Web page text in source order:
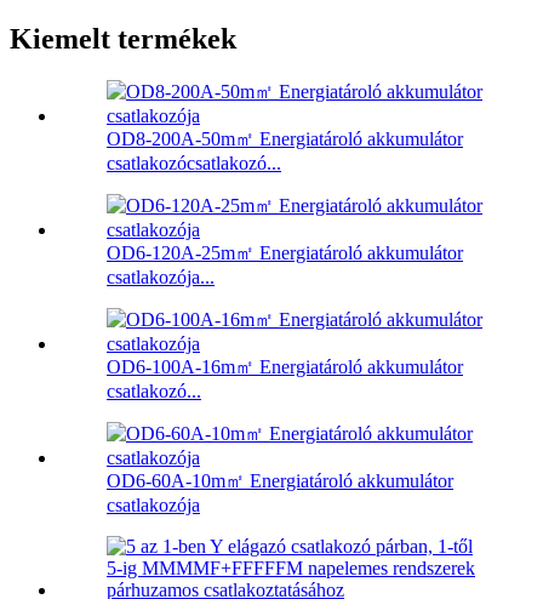
Kiemelt termékek
OD8-200A-50m㎡ Energiatároló akkumulátor
csatlakozócsatlakozó...
OD6-120A-25m㎡ Energiatároló akkumulátor
csatlakozója...
OD6-100A-16m㎡ Energiatároló akkumulátor
csatlakozó...
OD6-60A-10m㎡ Energiatároló akkumulátor
csatlakozója